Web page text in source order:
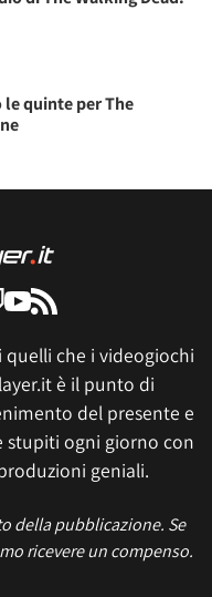
quinte per The
che i videogiochi
è il punto di
del presente e
stupiti ogni giorno con
geniali.
della pubblicazione. Se
ricevere un compenso.